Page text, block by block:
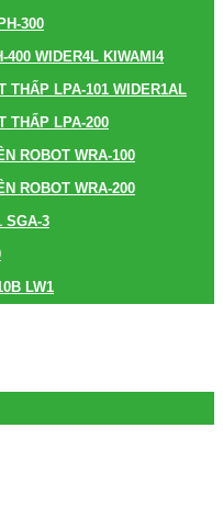
300
WIDER4L KIWAMI4
THẤP LPA-101 WIDER1AL
THẤP LPA-200
ROBOT WRA-100
ROBOT WRA-200
SGA-3
LW1